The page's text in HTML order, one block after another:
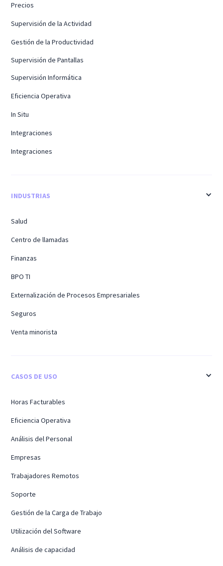
Precios
Supervisión de la Actividad
Gestión de la Productividad
Supervisión de Pantallas
Supervisión Informática
Eficiencia Operativa
In Situ
Integraciones
Integraciones
INDUSTRIAS
Salud
Centro de llamadas
Finanzas
BPO TI
Externalización de Procesos Empresariales
Seguros
Venta minorista
CASOS DE USO
Horas Facturables
Eficiencia Operativa
Análisis del Personal
Empresas
Trabajadores Remotos
Soporte
Gestión de la Carga de Trabajo
Utilización del Software
Análisis de capacidad